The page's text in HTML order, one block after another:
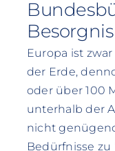
Besorgnis
Europa ist
der Erde,
oder über 100
unterhalb der
nicht
Bedürfnisse